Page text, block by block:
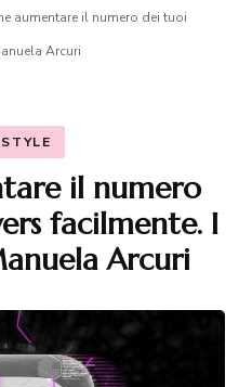
aumentare il numero dei tuoi
Arcuri
il numero
facilmente. I
Arcuri